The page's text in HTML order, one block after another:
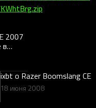
2007
в
ixbt о Razer Boomslang CE
18 июня 2008